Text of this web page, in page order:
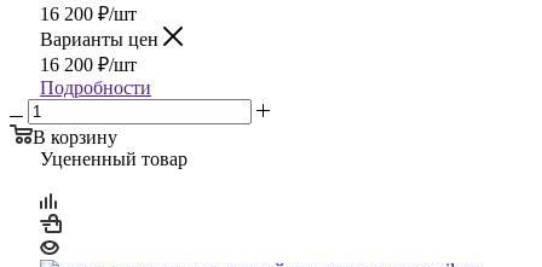
16 200 ₽/шт
Варианты цен
16 200 ₽/шт
Подробности
В корзину
Уцененный товар